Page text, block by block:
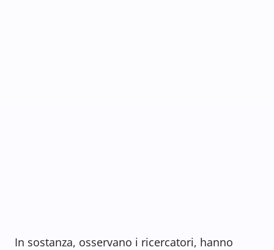
In sostanza, osservano i ricercatori, hanno